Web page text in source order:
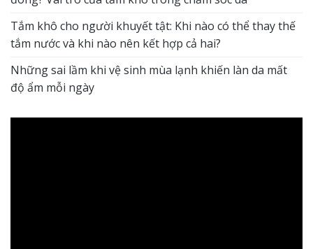
Tắm khô cho người khuyết tật: Khi nào có thể thay thế
tắm nước và khi nào nên kết hợp cả hai?
Những sai lầm khi vệ sinh mùa lạnh khiến làn da mất
độ ẩm mỗi ngày